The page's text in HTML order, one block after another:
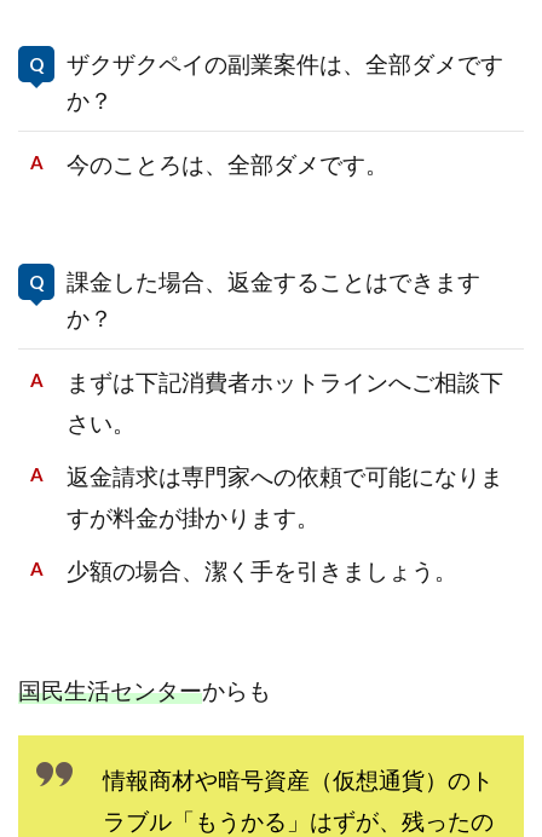
ザクザクペイの副業案件は、全部ダメです
か？
今のことろは、全部ダメです。
課金した場合、返金することはできます
か？
まずは下記消費者ホットラインへご相談下
さい。
返金請求は専門家への依頼で可能になりま
すが料金が掛かります。
少額の場合、潔く手を引きましょう。
国民生活センターからも
情報商材や暗号資産（仮想通貨）のト
ラブル「もうかる」はずが、残ったの